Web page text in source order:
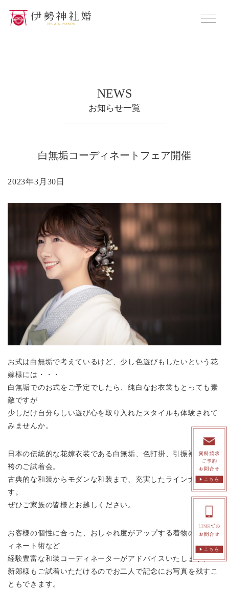
NEWS
お知らせ一覧
白無垢コーディネートフェア開催
2023年3月30日
お式は白無垢で考えているけど、少し色遊びもしたいという花
嫁様には・・・
白無垢でのお式をご予定でしたら、純白なお衣裳もとっても素
敵ですが
少しだけ自分らしい遊び心を取り入れたスタイルも体験されて
みませんか。
日本の伝統的な花嫁衣装である白無垢、色打掛、引振袖、紋付
袴のご試着会。
古典的な和装からモダンな和装まで、充実したラインナップで
す。
ぜひご家族の皆様とお越しください。
お客様の個性に合った、おしゃれ度がアップする着物のコーデ
ィネート術など
経験豊富な和装コーディネーターがアドバイスいたします。
新郎様もご試着いただけるのでお二人で記念にお写真を残すこ
ともできます。